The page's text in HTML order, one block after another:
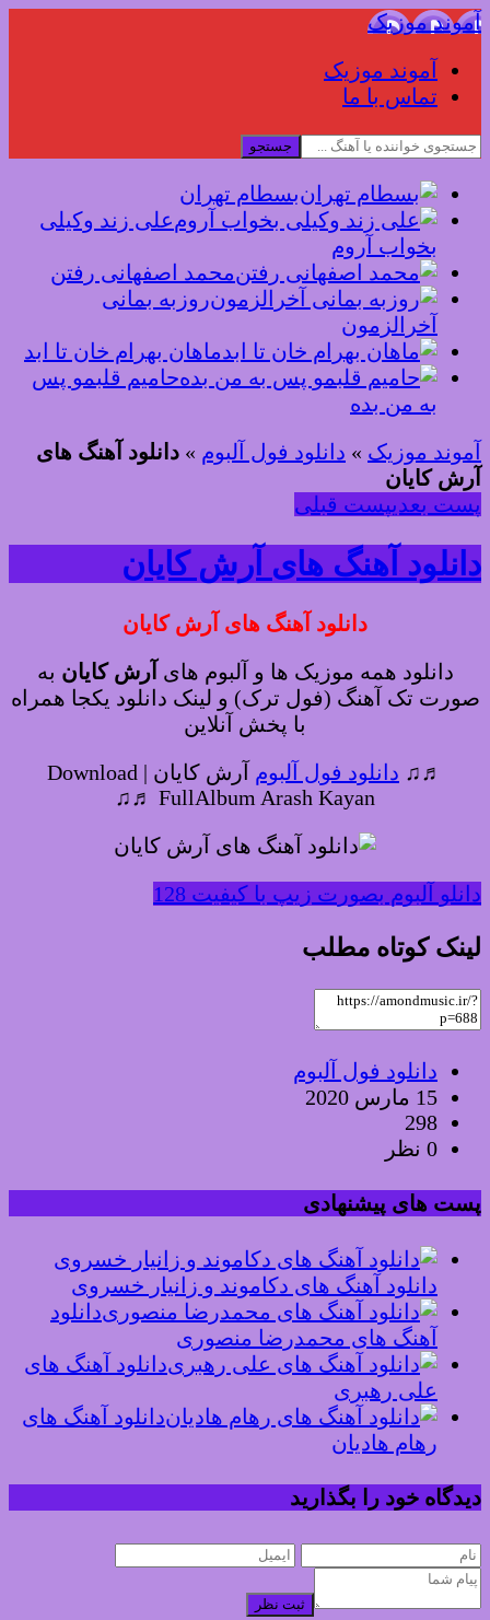
آموند موزیک
آموند موزیک
تماس با ما
جستجو
بسطام تهران
علی زند وکیلی
بخواب آروم
محمد اصفهانی رفتن
روزبه بمانی
آخرالزمون
ماهان بهرام خان تا ابد
حامیم قلبمو پس
به من بده
آموند موزیک » دانلود فول آلبوم » دانلود آهنگ های
آرش کایان
پست بعدیپست قبلی
دانلود آهنگ های آرش کایان
دانلود آهنگ های آرش کایان
دانلود همه موزیک ها و آلبوم های آرش کایان به
صورت تک آهنگ (فول ترک) و لینک دانلود یکجا همراه
با پخش آنلاین
♬♫ دانلود فول آلبوم
آرش کایان | Download
FullAlbum Arash Kayan ♬♫
دانلو آلبوم بصورت زیپ با کیفیت 128
لینک کوتاه مطلب
دانلود فول آلبوم
15 مارس 2020
298
0 نظر
پست های پیشنهادی
دانلود آهنگ های دکاموند و زانیار خسروی
دانلود
آهنگ های محمدرضا منصوری
دانلود آهنگ های
علی رهبری
دانلود آهنگ های
رهام هادیان
دیدگاه خود را بگذارید
ثبت نظر